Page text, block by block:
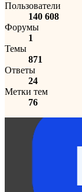
Пользователи
140 608
Форумы
1
Темы
871
Ответы
24
Метки тем
76